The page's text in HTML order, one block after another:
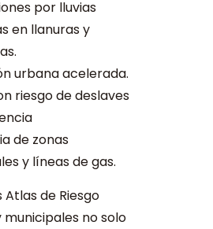
por lluvias
en llanuras y
urbana acelerada.
riesgo de deslaves
de zonas
y líneas de gas.
Atlas de Riesgo
no solo